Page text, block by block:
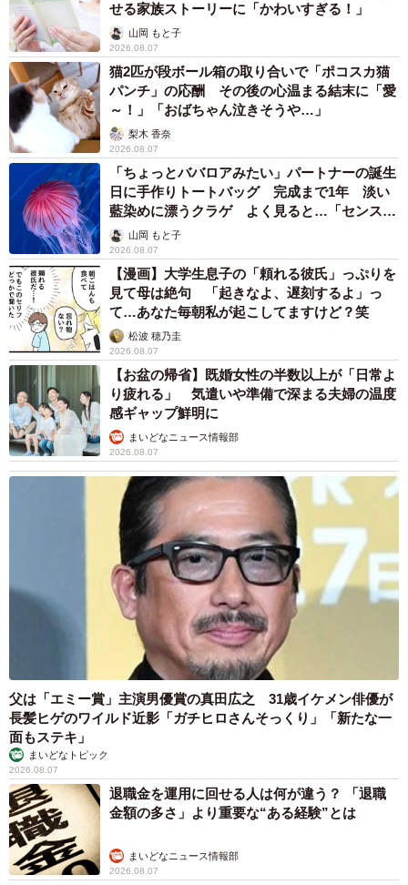
せる家族ストーリーに「かわいすぎる！」
山岡 もと子
2026.08.07
猫2匹が段ボール箱の取り合いで「ポコスカ猫
パンチ」の応酬 その後の心温まる結末に「愛
～！」「おばちゃん泣きそうや…」
梨木 香奈
2026.08.07
「ちょっとババロアみたい」パートナーの誕生
日に手作りトートバッグ 完成まで1年 淡い
藍染めに漂うクラゲ よく見ると…「センスす
ごい」山岡 もと子
2026.08.07
【漫画】大学生息子の「頼れる彼氏」っぷりを
見て母は絶句 「起きなよ、遅刻するよ」っ
て…あなた毎朝私が起こしてますけど？笑
松波 穂乃圭
2026.08.07
【お盆の帰省】既婚女性の半数以上が「日常よ
り疲れる」 気遣いや準備で深まる夫婦の温度
感ギャップ鮮明に
まいどなニュース情報部
2026.08.07
父は「エミー賞」主演男優賞の真田広之 31歳イケメン俳優が
長髪ヒゲのワイルド近影「ガチヒロさんそっくり」「新たな一
面もステキ」
まいどなトピック
2026.08.07
退職金を運用に回せる人は何が違う？ 「退職
金額の多さ」より重要な“ある経験”とは
まいどなニュース情報部
2026.08.07